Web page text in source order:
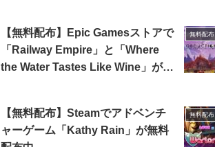
【無料配布】Epic Gamesストアで
「Railway Empire」と「Where
the Water Tastes Like Wine」が期
無料配布
【無料配布】Steamでアドベンチ
ャーゲーム「Kathy Rain」が無料
無料配布